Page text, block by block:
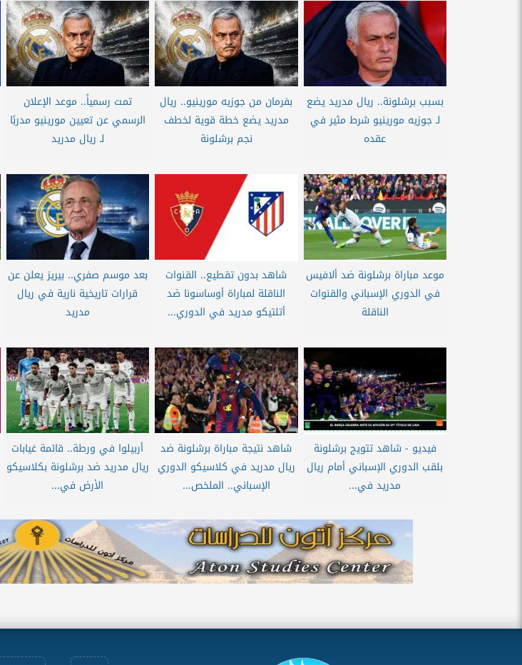
بسبب برشلونة.. ريال مدريد يضع
لـ جوزيه مورينيو شرط مثير في
عقده
بفرمان من جوزيه مورينيو.. ريال
مدريد يضع خطة قوية لخطف
نجم برشلونة
تمت رسمياً.. موعد الإعلان
الرسمي عن تعيين مورينيو مدربًا
لـ ريال مدريد
موعد مباراة برشلونة ضد ألافيس
في الدوري الإسباني والقنوات
الناقلة
شاهد بدون تقطيع.. القنوات
الناقلة لمباراة أوساسونا ضد
أتلتيكو مدريد في الدوري...
بعد موسم صفري.. بيريز يعلن عن
قرارات تاريخية نارية في ريال
مدريد
فيديو - شاهد تتويج برشلونة
بلقب الدوري الإسباني أمام ريال
مدريد في...
شاهد نتيجة مباراة برشلونة ضد
ريال مدريد في كلاسيكو الدوري
الإسباني.. الملخص...
أربيلوا في ورطة.. قائمة غيابات
ريال مدريد ضد برشلونة بكلاسيكو
الأرض في...